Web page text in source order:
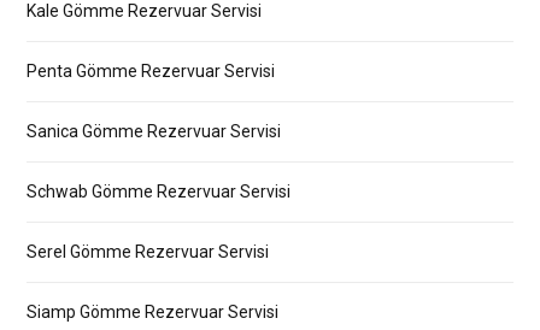
Kale Gömme Rezervuar Servisi
Penta Gömme Rezervuar Servisi
Sanica Gömme Rezervuar Servisi
Schwab Gömme Rezervuar Servisi
Serel Gömme Rezervuar Servisi
Siamp Gömme Rezervuar Servisi